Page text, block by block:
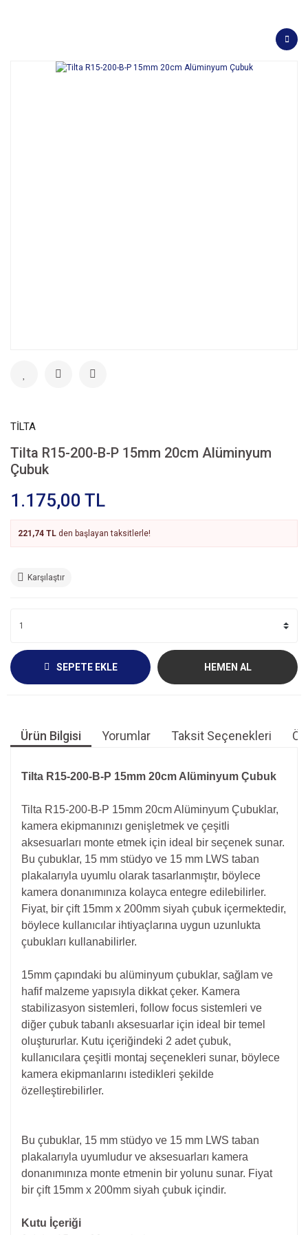
TİLTA
Tilta R15-200-B-P 15mm 20cm Alüminyum
Çubuk
1.175,00 TL
221,74 TL den başlayan taksitlerle!
Karşılaştır
SEPETE EKLE HEMEN AL
Ürün Bilgisi Yorumlar Taksit Seçenekleri
Tilta R15-200-B-P 15mm 20cm Alüminyum Çubuk
Tilta R15-200-B-P 15mm 20cm Alüminyum Çubuklar,
kamera ekipmanınızı genişletmek ve çeşitli
aksesuarları monte etmek için ideal bir seçenek sunar.
Bu çubuklar, 15 mm stüdyo ve 15 mm LWS taban
plakalarıyla uyumlu olarak tasarlanmıştır, böylece
kamera donanımınıza kolayca entegre edilebilirler.
Fiyat, bir çift 15mm x 200mm siyah çubuk içermektedir,
böylece kullanıcılar ihtiyaçlarına uygun uzunlukta
çubukları kullanabilirler.
15mm çapındaki bu alüminyum çubuklar, sağlam ve
hafif malzeme yapısıyla dikkat çeker. Kamera
stabilizasyon sistemleri, follow focus sistemleri ve
diğer çubuk tabanlı aksesuarlar için ideal bir temel
oluştururlar. Kutu içeriğindeki 2 adet çubuk,
kullanıcılara çeşitli montaj seçenekleri sunar, böylece
kamera ekipmanlarını istedikleri şekilde
özelleştirebilirler.
Bu çubuklar, 15 mm stüdyo ve 15 mm LWS taban
plakalarıyla uyumludur ve aksesuarları kamera
donanımınıza monte etmenin bir yolunu sunar. Fiyat
bir çift 15mm x 200mm siyah çubuk içindir.
Kutu İçeriği